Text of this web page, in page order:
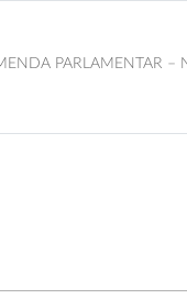
PARLAMENTAR –